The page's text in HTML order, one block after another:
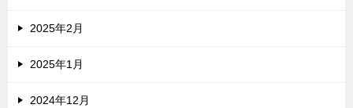
2025年2月
2025年1月
2024年12月